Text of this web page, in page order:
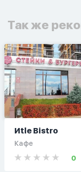
Так же
Иtle Bistro
Кафе
0